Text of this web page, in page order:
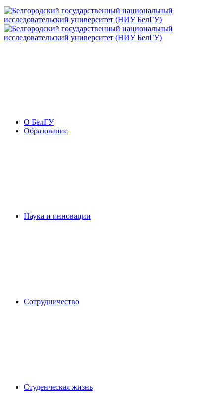
О БелГУ
Образование
Наука и инновации
Сотрудничество
Студенческая жизнь